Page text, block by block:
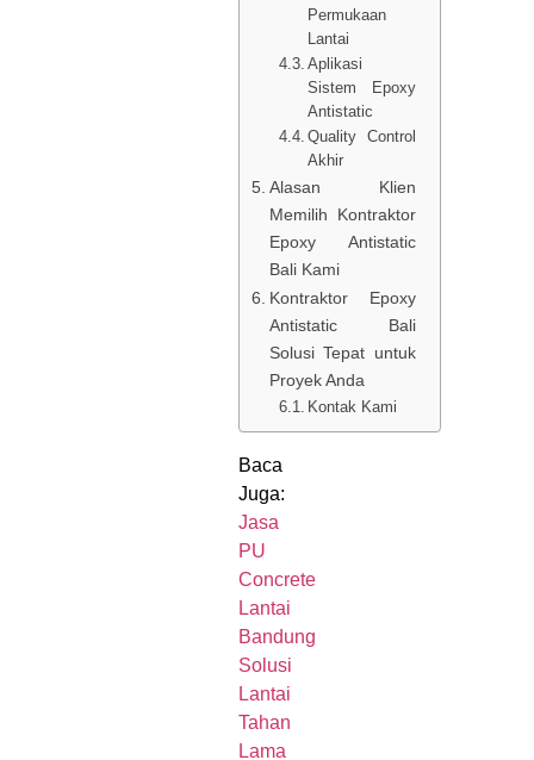
Permukaan
Lantai
Aplikasi
Sistem Epoxy
Antistatic
Quality Control
Akhir
Alasan Klien
Memilih Kontraktor
Epoxy Antistatic
Bali Kami
Kontraktor Epoxy
Antistatic Bali
Solusi Tepat untuk
Proyek Anda
Kontak Kami
Baca
Juga:
Jasa
PU
Concrete
Lantai
Bandung
Solusi
Lantai
Tahan
Lama